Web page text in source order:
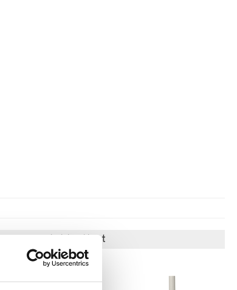
Suositut tuotteet